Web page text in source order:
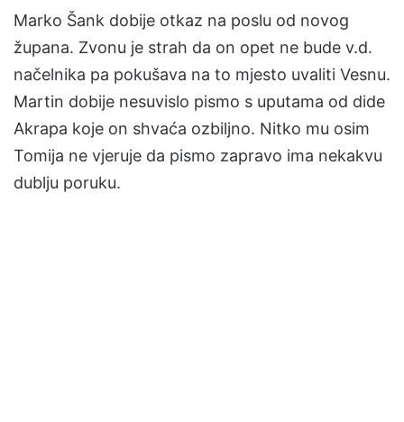
Marko Šank dobije otkaz na poslu od novog
župana. Zvonu je strah da on opet ne bude v.d.
načelnika pa pokušava na to mjesto uvaliti Vesnu.
Martin dobije nesuvislo pismo s uputama od dide
Akrapa koje on shvaća ozbiljno. Nitko mu osim
Tomija ne vjeruje da pismo zapravo ima nekakvu
dublju poruku.